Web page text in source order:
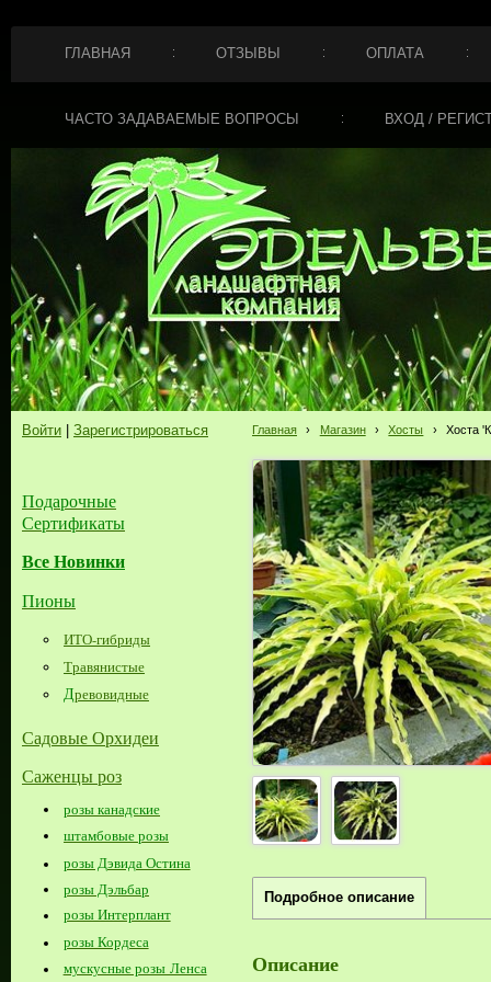
ГЛАВНАЯ ОТЗЫВЫ ОПЛАТА
ЧАСТО ЗАДАВАЕМЫЕ ВОПРОСЫ ВХОД /
Войти Зарегистрироваться
Подарочные
Сертификаты
Все Новинки
Пионы
ИТО-гибриды
Травянистые
Древовидные
Садовые Орхидеи
Саженцы роз
розы канадские
штамбовые розы
розы Дэвида Остина
розы Дэльбар
розы Интерплант
розы Кордеса
мускусные розы Ленса
Главная › Магазин › Хосты › Хоста
Подробное описание
Описание